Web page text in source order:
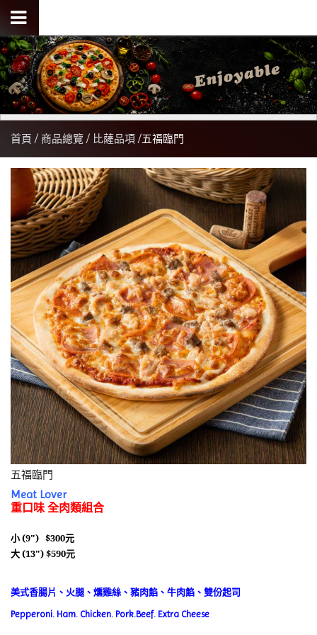
首頁 商品總覽 比薩品項 五福臨門
五福臨門
Meat Lover
重口味 全肉類組合
小 (9") $300元
大 (13") $590元
美式香腸片、火腿、燻雞絲、豬肉餡、牛肉餡、雙份起司
Pepperoni. Ham. Chicken. Pork.Beef. Extra Cheese